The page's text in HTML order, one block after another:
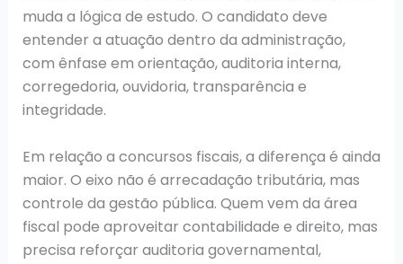
muda a lógica de estudo. O candidato deve
entender a atuação dentro da administração,
com ênfase em orientação, auditoria interna,
corregedoria, ouvidoria, transparência e
integridade.
Em relação a concursos fiscais, a diferença é ainda
maior. O eixo não é arrecadação tributária, mas
controle da gestão pública. Quem vem da área
fiscal pode aproveitar contabilidade e direito, mas
precisa reforçar auditoria governamental,